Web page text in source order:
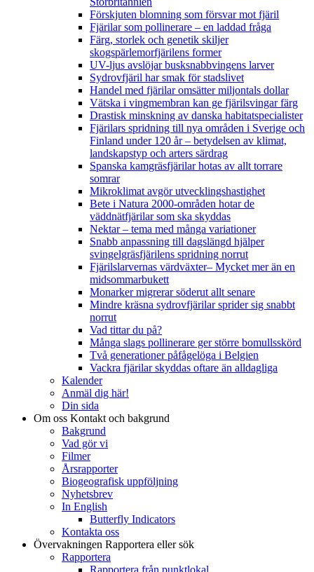
Förskjuten blomning som försvar mot fjäril
Fjärilar som pollinerare – en laddad fråga
Färg, storlek och genetik skiljer
skogspärlemorfjärilens former
UV-ljus avslöjar busksnabbvingens larver
Sydrovfjäril har smak för stadslivet
Handel med fjärilar omsätter miljontals dollar
Vätska i vingmembran kan ge fjärilsvingar färg
Drastisk minskning av danska habitatspecialister
Fjärilars spridning till nya områden i Sverige och
Finland under 120 år– betydelsen av klimat,
landskapstyp och arters särdrag
Spanska kamgräsfjärilar hotas av allt torrare
somrar
Mikroklimat avgör utvecklingshastighet
Bete i Natura 2000-områden hotar de
väddnätfjärilar som ska skyddas
Nektar – tema med många variationer
Snabb anpassning till dagslängd hjälper
svingelgräsfjärilens spridning norrut
Fjärilslarvernas värdväxter– Mycket mer än en
midsommarbukett
Monarker migrerar söderut allt senare
Mindre kräsna sydrovfjärilar sprider sig snabbt
norrut
Vad tittar du på?
Många slags pollinerare ger större bomullsskörd
Två generationer påfågelöga i Belgien
Vackra fjärilar skyddas oftare än alldagliga
Kalender
Anmäl dig här!
Din sida
Om oss Kontakt och bakgrund
Bakgrund
Vad gör vi
Filmer
Årsrapporter
Biogeografisk uppföljning
Nyhetsbrev
In English
Butterfly Indicators
Kontakta oss
Övervakningen Rapportera eller sök
Rapportera
Rapportera från punktlokal